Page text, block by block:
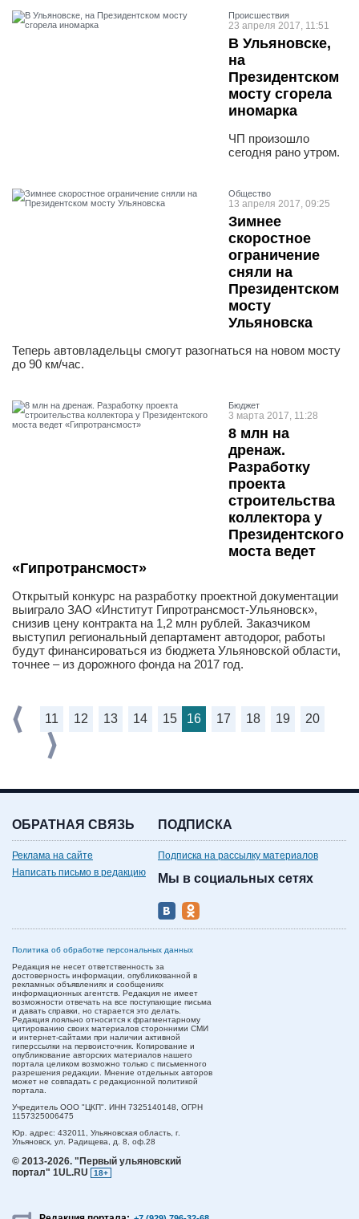
Проиcшествия
23 апреля 2017, 11:51
В Ульяновске,
на
Президентском
мосту сгорела
иномарка
ЧП произошло
сегодня рано утром.
Общество
13 апреля 2017, 09:25
Зимнее
скоростное
ограничение
сняли на
Президентском
мосту
Ульяновска
Теперь автовладельцы смогут разогнаться на новом мосту
до 90 км/час.
Бюджет
3 марта 2017, 11:28
8 млн на
дренаж.
Разработку
проекта
строительства
коллектора у
Президентского
моста ведет
«Гипротрансмост»
Открытый конкурс на разработку проектной документации
выиграло ЗАО «Институт Гипротрансмост-Ульяновск»,
снизив цену контракта на 1,2 млн рублей. Заказчиком
выступил региональный департамент автодорог, работы
будут финансироваться из бюджета Ульяновской области,
точнее – из дорожного фонда на 2017 год.
11 12 13 14 15 16 17 18 19 20
ОБРАТНАЯ СВЯЗЬ
Реклама на сайте
Написать письмо в редакцию
ПОДПИСКА
Подписка на рассылку материалов
Мы в социальных сетях
Политика об обработке персональных данных
Редакция не несет ответственность за
достоверность информации, опубликованной в
рекламных объявлениях и сообщениях
информационных агентств. Редакция не имеет
возможности отвечать на все поступающие письма
и давать справки, но старается это делать.
Редакция лояльно относится к фрагментарному
цитированию своих материалов сторонними СМИ
и интернет-сайтами при наличии активной
гиперссылки на первоисточник. Копирование и
опубликование авторских материалов нашего
портала целиком возможно только с письменного
разрешения редакции. Мнение отдельных авторов
может не совпадать с редакционной политикой
портала.
Учредитель ООО "ЦКП". ИНН 7325140148, ОГРН
1157325006475
Юр. адрес: 432011, Ульяновская область, г.
Ульяновск, ул. Радищева, д. 8, оф.28
© 2013-2026. "Первый ульяновский
портал" 1UL.RU
18+